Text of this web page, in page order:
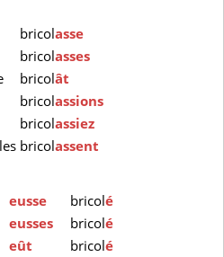
bricolasse
bricolasses
bricolât
bricolassions
bricolassiez
bricolassent
eusse bricolé
eusses bricolé
eût bricolé